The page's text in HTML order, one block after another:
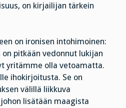
on kirjailijan tärkein
on ironisen intohimoinen:
pitkään vedonnut lukijan
yritämme olla vetoamatta.
ihokirjoitusta. Se on
välillä liikkuva
lisätään maagista